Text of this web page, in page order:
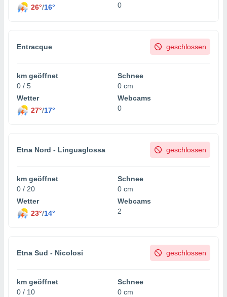
26°/16°
0
Entracque geschlossen
km geöffnet
0 / 5
Schnee
0 cm
Wetter
27°/17°
Webcams
0
Etna Nord - Linguaglossa geschlossen
km geöffnet
0 / 20
Schnee
0 cm
Wetter
23°/14°
Webcams
2
Etna Sud - Nicolosi geschlossen
km geöffnet
0 / 10
Schnee
0 cm